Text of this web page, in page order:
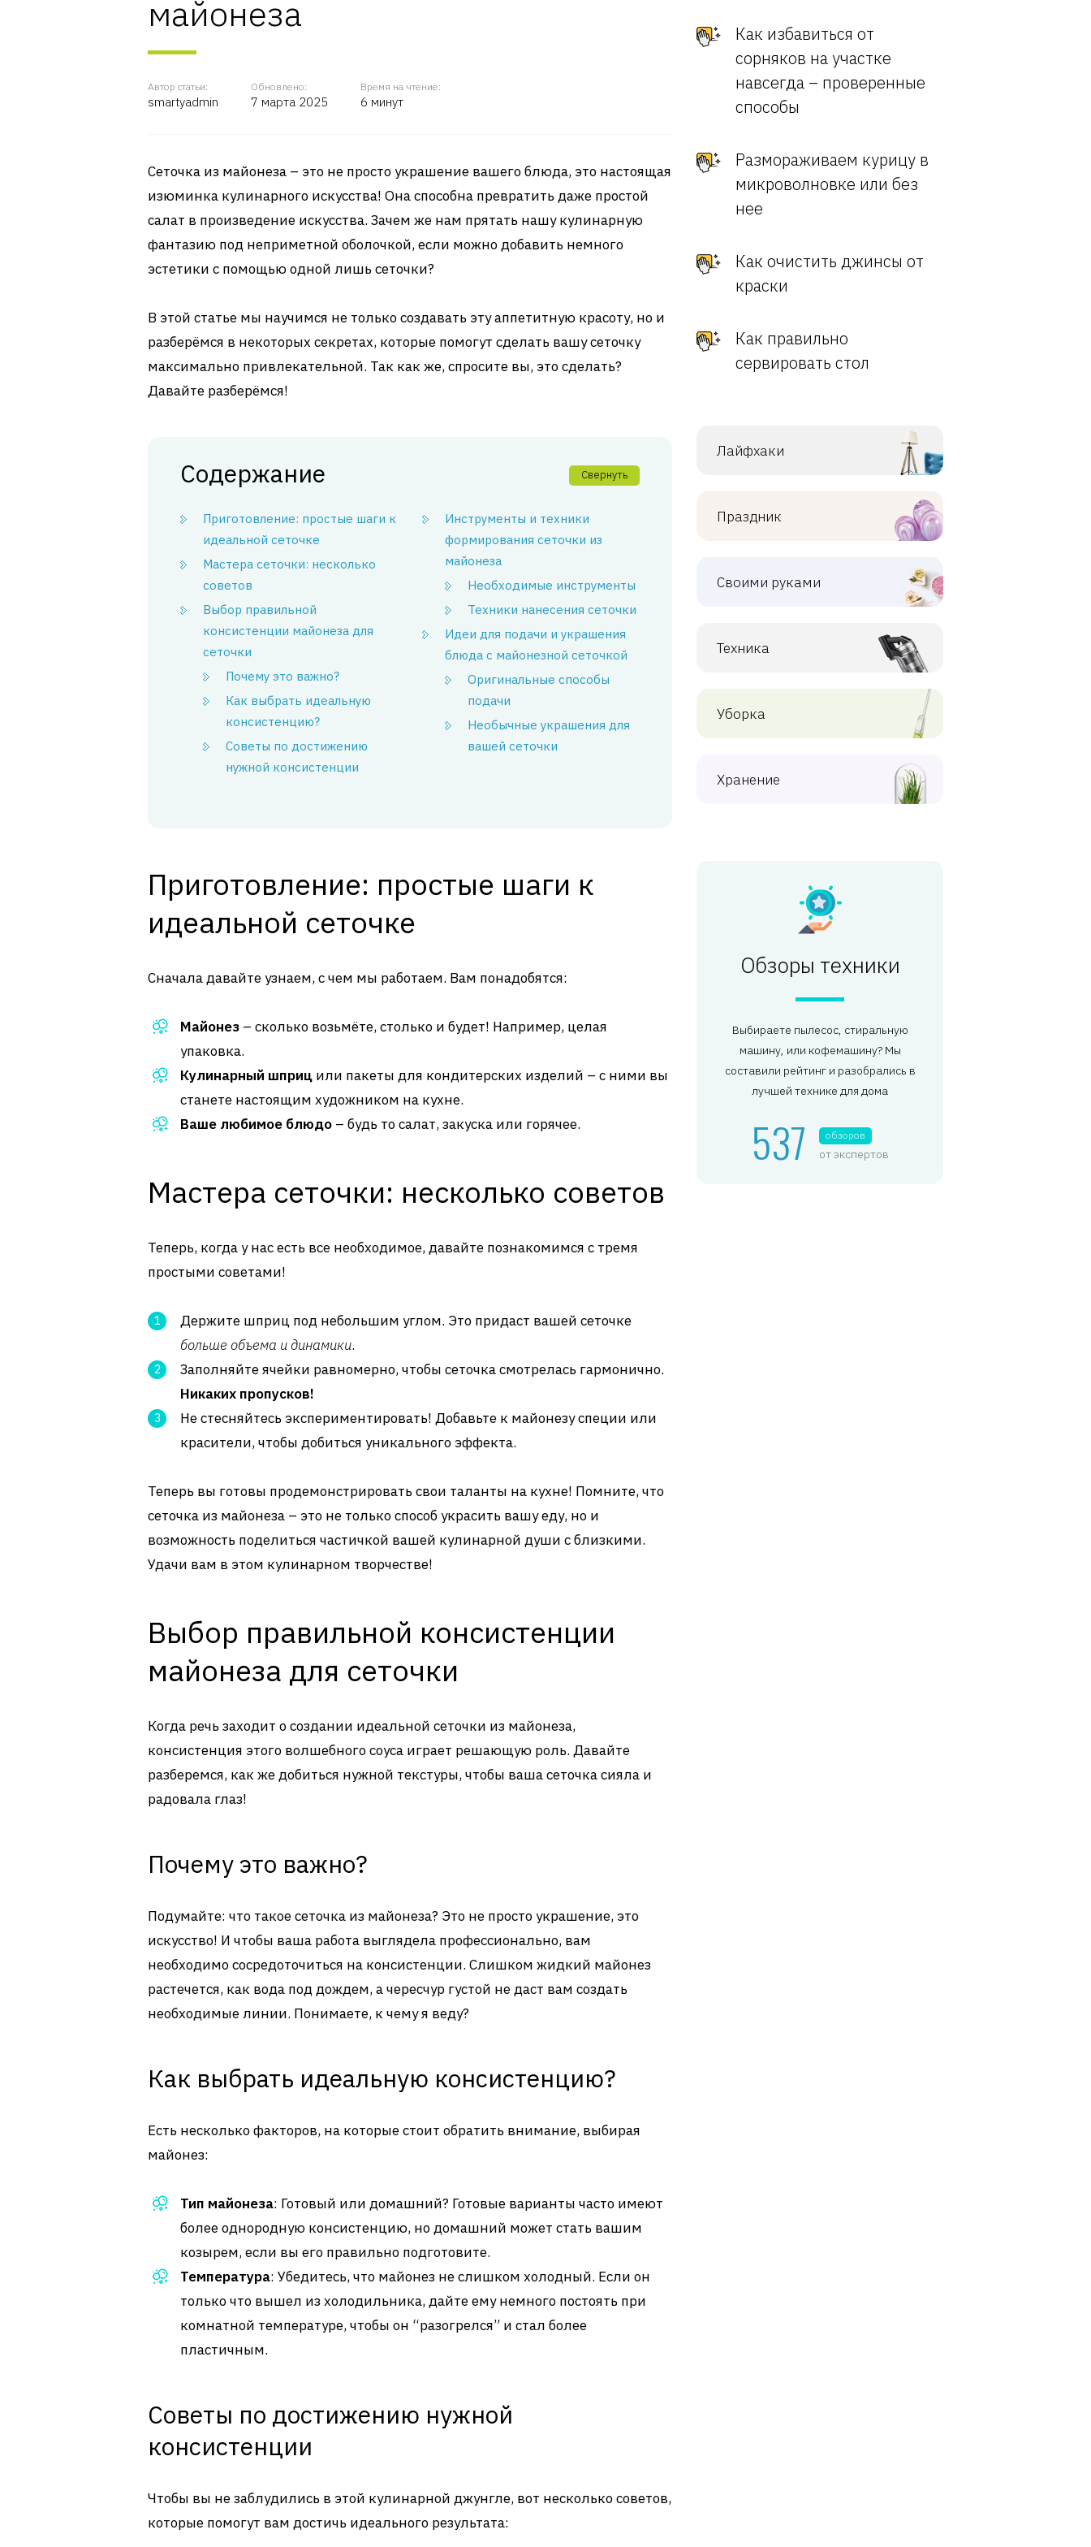
майонеза
Автор статьи:
smartyadmin
Обновлено:
7 марта 2025
Время на чтение:
6 минут
Сеточка из майонеза – это не просто украшение вашего блюда, это настоящая
изюминка кулинарного искусства! Она способна превратить даже простой
салат в произведение искусства. Зачем же нам прятать нашу кулинарную
фантазию под неприметной оболочкой, если можно добавить немного
эстетики с помощью одной лишь сеточки?
В этой статье мы научимся не только создавать эту аппетитную красоту, но и
разберёмся в некоторых секретах, которые помогут сделать вашу сеточку
максимально привлекательной. Так как же, спросите вы, это сделать?
Давайте разберёмся!
Содержание Свернуть
Приготовление: простые шаги к
идеальной сеточке
Мастера сеточки: несколько
советов
Выбор правильной
консистенции майонеза для
сеточки
Почему это важно?
Как выбрать идеальную
консистенцию?
Советы по достижению
нужной консистенции
Инструменты и техники
формирования сеточки из
майонеза
Необходимые инструменты
Техники нанесения сеточки
Идеи для подачи и украшения
блюда с майонезной сеточкой
Оригинальные способы
подачи
Необычные украшения для
вашей сеточки
Приготовление: простые шаги к
идеальной сеточке
Сначала давайте узнаем, с чем мы работаем. Вам понадобятся:
Майонез – сколько возьмёте, столько и будет! Например, целая
упаковка.
Кулинарный шприц или пакеты для кондитерских изделий – с ними вы
станете настоящим художником на кухне.
Ваше любимое блюдо – будь то салат, закуска или горячее.
Мастера сеточки: несколько советов
Теперь, когда у нас есть все необходимое, давайте познакомимся с тремя
простыми советами!
Держите шприц под небольшим углом. Это придаст вашей сеточке
больше объема и динамики.
Заполняйте ячейки равномерно, чтобы сеточка смотрелась гармонично.
Никаких пропусков!
Не стесняйтесь экспериментировать! Добавьте к майонезу специи или
красители, чтобы добиться уникального эффекта.
Теперь вы готовы продемонстрировать свои таланты на кухне! Помните, что
сеточка из майонеза – это не только способ украсить вашу еду, но и
возможность поделиться частичкой вашей кулинарной души с близкими.
Удачи вам в этом кулинарном творчестве!
Выбор правильной консистенции
майонеза для сеточки
Когда речь заходит о создании идеальной сеточки из майонеза,
консистенция этого волшебного соуса играет решающую роль. Давайте
разберемся, как же добиться нужной текстуры, чтобы ваша сеточка сияла и
радовала глаз!
Почему это важно?
Подумайте: что такое сеточка из майонеза? Это не просто украшение, это
искусство! И чтобы ваша работа выглядела профессионально, вам
необходимо сосредоточиться на консистенции. Слишком жидкий майонез
растечется, как вода под дождем, а чересчур густой не даст вам создать
необходимые линии. Понимаете, к чему я веду?
Как выбрать идеальную консистенцию?
Есть несколько факторов, на которые стоит обратить внимание, выбирая
майонез:
Тип майонеза: Готовый или домашний? Готовые варианты часто имеют
более однородную консистенцию, но домашний может стать вашим
козырем, если вы его правильно подготовите.
Температура: Убедитесь, что майонез не слишком холодный. Если он
только что вышел из холодильника, дайте ему немного постоять при
комнатной температуре, чтобы он “разогрелся” и стал более
пластичным.
Советы по достижению нужной
консистенции
Чтобы вы не заблудились в этой кулинарной джунгле, вот несколько советов,
которые помогут вам достичь идеального результата:
Как избавиться от
сорняков на участке
навсегда – проверенные
способы
Размораживаем курицу в
микроволновке или без
нее
Как очистить джинсы от
краски
Как правильно
сервировать стол
Лайфхаки
Праздник
Своими руками
Техника
Уборка
Хранение
Обзоры техники
Выбираете пылесос, стиральную
машину, или кофемашину? Мы
составили рейтинг и разобрались в
лучшей технике для дома
537 обзоров
от экспертов